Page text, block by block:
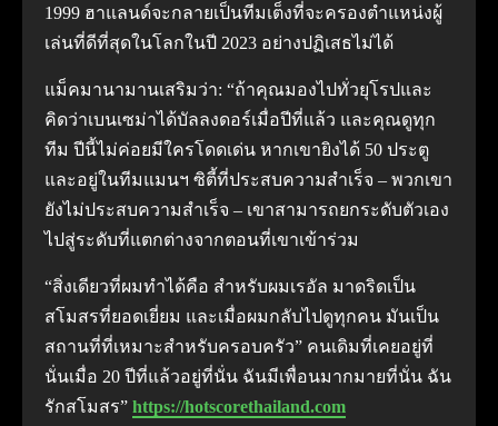
1999 ฮาแลนด์จะกลายเป็นทีมเต็งที่จะครองตำแหน่งผู้
เล่นที่ดีที่สุดในโลกในปี 2023 อย่างปฏิเสธไม่ได้
แม็คมานามานเสริมว่า: “ถ้าคุณมองไปทั่วยุโรปและ
คิดว่าเบนเซม่าได้บัลลงดอร์เมื่อปีที่แล้ว และคุณดูทุก
ทีม ปีนี้ไม่ค่อยมีใครโดดเด่น หากเขายิงได้ 50 ประตู
และอยู่ในทีมแมนฯ ซิตี้ที่ประสบความสำเร็จ – พวกเขา
ยังไม่ประสบความสำเร็จ – เขาสามารถยกระดับตัวเอง
ไปสู่ระดับที่แตกต่างจากตอนที่เขาเข้าร่วม
“สิ่งเดียวที่ผมทำได้คือ สำหรับผมเรอัล มาดริดเป็น
สโมสรที่ยอดเยี่ยม และเมื่อผมกลับไปดูทุกคน มันเป็น
สถานที่ที่เหมาะสำหรับครอบครัว” คนเดิมที่เคยอยู่ที่
นั่นเมื่อ 20 ปีที่แล้วอยู่ที่นั่น ฉันมีเพื่อนมากมายที่นั่น ฉัน
รักสโมสร” https://hotscorethailand.com